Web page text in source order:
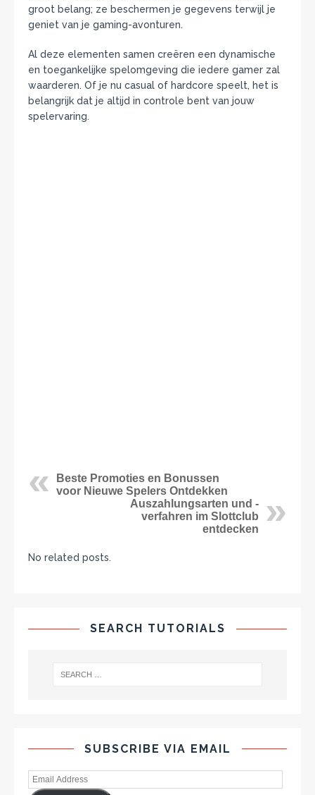
groot belang; ze beschermen je gegevens terwijl je
geniet van je gaming-avonturen.
Al deze elementen samen creëren een dynamische
en toegankelijke spelomgeving die iedere gamer zal
waarderen. Of je nu casual of hardcore speelt, het is
belangrijk dat je altijd in controle bent van jouw
spelervaring.
Beste Promoties en Bonussen
voor Nieuwe Spelers Ontdekken
Auszahlungsarten und -
verfahren im Slottclub
entdecken
No related posts.
SEARCH TUTORIALS
SUBSCRIBE VIA EMAIL